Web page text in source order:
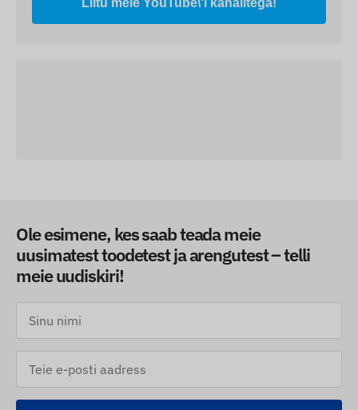
Liitu meie YouTube\'i kanalitega!
Ole esimene, kes saab teada meie
uusimatest toodetest ja arengutest – telli
meie uudiskiri!